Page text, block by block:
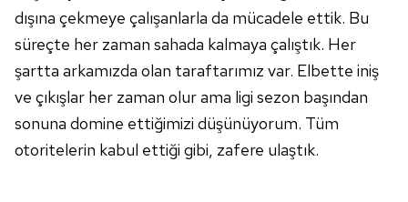
toplumu hizmetlerinin sunulması amacıyla
kullanılmaktadır. Diğer çerezler, sitemizin daha işlevsel
kılınması ve kişiselleştirilmesi ve sizlere yönelik
reklam/pazarlama faaliyetlerinin yapılması, amaçlarıyla
sınırlı olarak açık rızanız dahilinde kullanılacaktır.
Çerezlere ilişkin tercihlerinizi aşağıda yer alan panel
dışına çekmeye çalışanlarla da mücadele ettik. Bu
süreçte her zaman sahada kalmaya çalıştık. Her
şartta arkamızda olan taraftarımız var. Elbette iniş
ve çıkışlar her zaman olur ama ligi sezon başından
sonuna domine ettiğimizi düşünüyorum. Tüm
otoritelerin kabul ettiği gibi, zafere ulaştık.